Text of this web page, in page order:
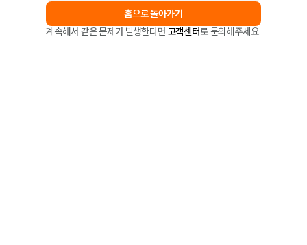
홈으로 돌아가기
계속해서 같은 문제가 발생한다면 고객센터로 문의해주세요.